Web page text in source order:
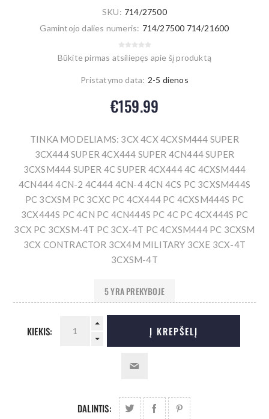
SKU: 714/27500
Gamintojo dalies numeris: 714/27500 714/21600
Būkite pirmas atsiliepęs apie šį produktą
Pristatymo data: 2-5 dienos
€159.99
TINKA MODELIAMS: 3CX 4CX 4CXSM444 SUPER
3CX444 SUPER 4CX444 SUPER 4CN444 SUPER
3CXSM444 SUPER 4C SUPER 4CX444 4C 4CXSM444
4CN444 4CN-2 4C444 4CN-4 4CN 4CS PC 3CXSM444S
PC 3CXSM PC 3CXC PC 4CX444 PC 4CXSM444S PC
3CX444S PC 4CN PC 4CN444S PC 4C PC 4CX444S PC
3CX PC 3CXSM-4T PC 3CX-4T PC 4CXSM444 PC 3CXSM
3CX CONTRACTOR 3CX4M MILITARY 3CXE 3CX-4T
3CXSM-4T
5 YRA PREKYBOJE
KIEKIS: Į KREPŠELĮ
DALINTIS: